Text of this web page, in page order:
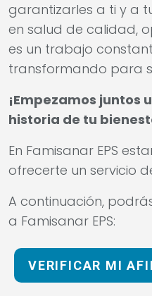
garantizarles a ti y a
en salud de calidad,
es un trabajo
transformando para
¡Empezamos juntos
historia de tu
En Famisanar EPS
ofrecerte un servicio
A continuación,
a Famisanar EPS:
VERIFICAR MI